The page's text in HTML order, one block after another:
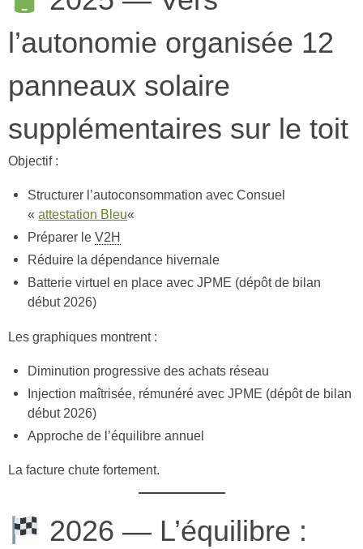
l’autonomie organisée 12
panneaux solaire
supplémentaires sur le toit
Objectif :
Structurer l’autoconsommation avec Consuel
«attestation Bleu«
Préparer leV2H
Réduire la dépendance hivernale
Batterie virtuel en place avec JPME (dépôt de bilan
début 2026)
Les graphiques montrent :
Diminution progressive des achats réseau
Injection maîtrisée, rémunéré avec JPME (dépôt de bilan
début 2026)
Approche de l’équilibre annuel
La facture chute fortement.
2026 — L’équilibre :